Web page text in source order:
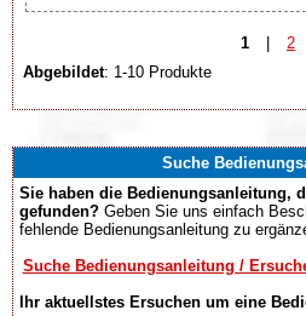
1 |
2
Abgebildet: 1-10 Produkte
Suche
Sie haben die Bedienungsanleitung,
gefunden? Geben Sie uns einfach
fehlende Bedienungsanleitung zu
Suche Bedienungsanleitung /
Ihr aktuellstes Ersuchen um eine